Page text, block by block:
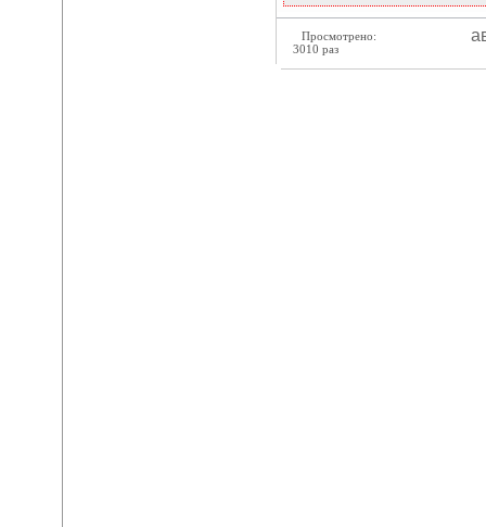
Просмотрено:
3010 раз